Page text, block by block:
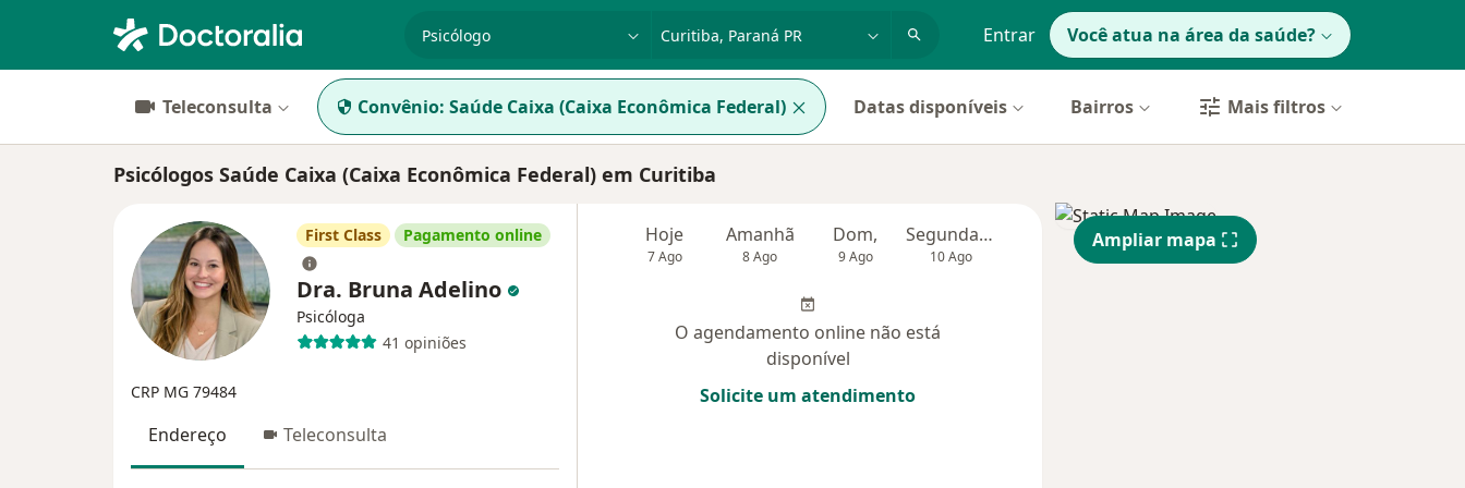
especialidade, doença ou nomecidade ou região Entrar Você atua na área da saúde?
Teleconsulta Convênio: Saúde Caixa (Caixa Econômica Federal) Datas disponíveis Bairros Mais filtros
Psicólogos Saúde Caixa (Caixa Econômica Federal) em Curitiba
First Class Pagamento online
Dra. Bruna Adelino
Psicóloga
41 opiniões
CRP MG 79484
Endereço Teleconsulta
Hoje
7 Ago
Amanhã
8 Ago
Dom,
9 Ago
Segunda-feira
10 Ago
Qua
12 Ago
Qui,
13 Ago
O agendamento online não está
disponível
Solicite um atendimento
Ampliar mapa